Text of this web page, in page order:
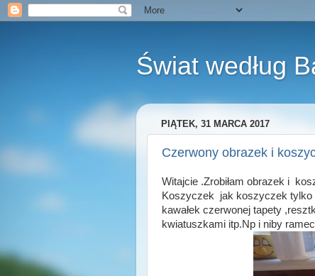
Świat według
PIĄTEK, 31 MARCA 2017
Czerwony obrazek i
Witajcie .Zrobiłam obrazek i
Koszyczek jak koszyczek tylko
kawałek czerwonej tapety
kwiatuszkami itp.Np i niby